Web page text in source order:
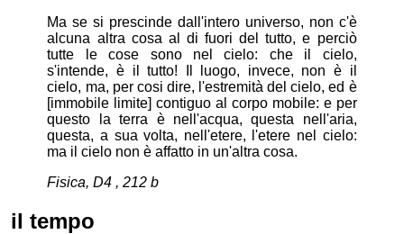
Ma se si prescinde dall'intero universo, non c'è
alcuna altra cosa al di fuori del tutto, e perciò
tutte le cose sono nel cielo: che il cielo,
s'intende, è il tutto! Il luogo, invece, non è il
cielo, ma, per cosi dire, l'estremità del cielo, ed è
[immobile limite] contiguo al corpo mobile: e per
questo la terra è nell'acqua, questa nell'aria,
questa, a sua volta, nell'etere, l'etere nel cielo:
ma il cielo non è affatto in un'altra cosa.
Fisica, D4 , 212 b
il tempo